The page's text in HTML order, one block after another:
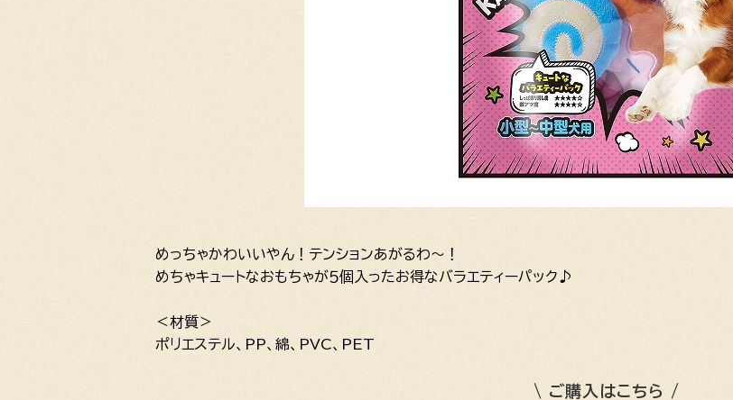
めっちゃかわいいやん！テンションあがるわ～！
めちゃキュートなおもちゃが５個入ったお得なバラエティーパック♪
＜材質＞
ポリエステル、PP、綿、PVC、PET
\ ご購入はこちら /